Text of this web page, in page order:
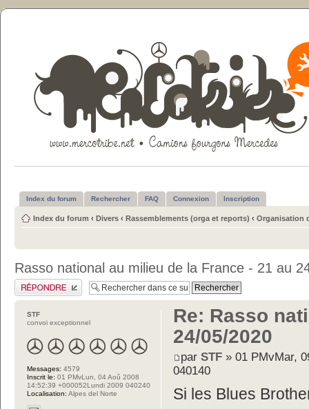
Index du forum Rechercher FAQ Connexion Inscription
Index du forum ‹ Divers ‹ Rassemblements (orga et reports) ‹ Organisation
Rasso national au milieu de la France - 21 au
Publier une réponse
Re: Rasso
24/05/2020
parSTF » 01 PMvMar,
040140
Si les Blues
STF
convoi exceptionnel
Messages: 4579
Inscrit le: 01 PMvLun, 04 Aoû 2008
14:52:39 +000052Lundi 2009 040240
Localisation: Alpes del Norte